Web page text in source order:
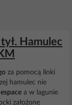
Hamulec
za pomocą linki
hamulec nie
espace a w lagunie
założone